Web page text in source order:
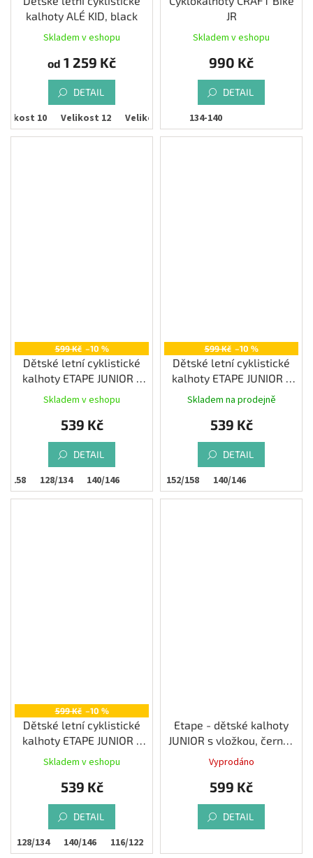
kalhoty ALÉ KID, black
Skladem v eshopu
od 1 259 Kč
DETAIL
10 Velikost 12 Velikost 14
JR
Skladem v eshopu
990 Kč
DETAIL
134-140
599 Kč –10 %
Dětské letní cyklistické
kalhoty ETAPE JUNIOR s
vložkou, černá
Skladem v eshopu
539 Kč
DETAIL
158 128/134 140/146
599 Kč –10 %
Dětské letní cyklistické
kalhoty ETAPE JUNIOR s
vložkou, černá/zelená
Skladem na prodejně
539 Kč
DETAIL
152/158 140/146
599 Kč –10 %
Dětské letní cyklistické
kalhoty ETAPE JUNIOR s
vložkou, černá/modrá
Skladem v eshopu
539 Kč
DETAIL
128/134 140/146 116/122
Etape - dětské kalhoty
JUNIOR s vložkou, černá/
žlutá fluo
Vyprodáno
599 Kč
DETAIL